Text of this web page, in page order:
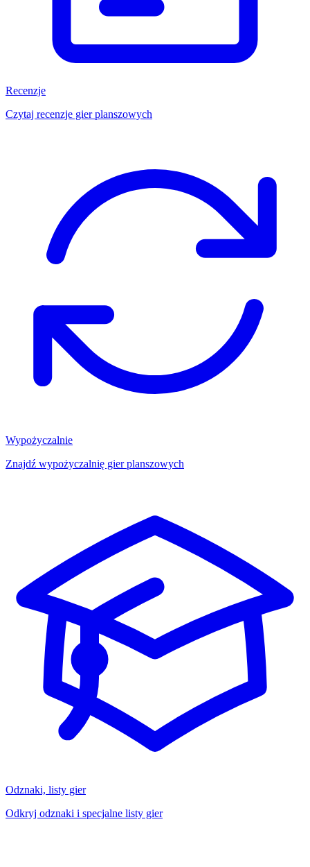
Recenzje
Czytaj recenzje gier planszowych
Wypożyczalnie
Znajdź wypożyczalnię gier planszowych
Odznaki, listy gier
Odkryj odznaki i specjalne listy gier